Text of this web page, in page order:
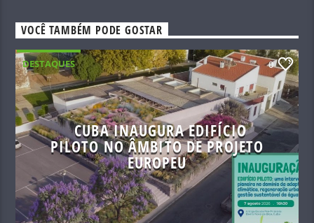
VOCÊ TAMBÉM PODE GOSTAR
DESTAQUES 0
CUBA INAUGURA EDIFÍCIO
PILOTO NO ÂMBITO DE PROJETO
EUROPEU